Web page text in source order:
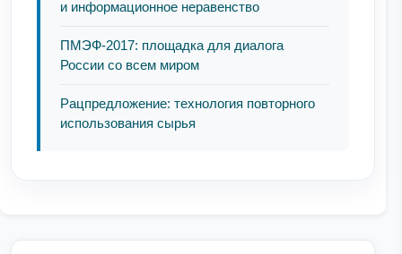
и информационное неравенство
ПМЭФ-2017: площадка для диалога
России со всем миром
Рацпредложение: технология повторного
использования сырья